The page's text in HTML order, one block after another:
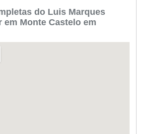
do Luis Marques
em Monte Castelo em